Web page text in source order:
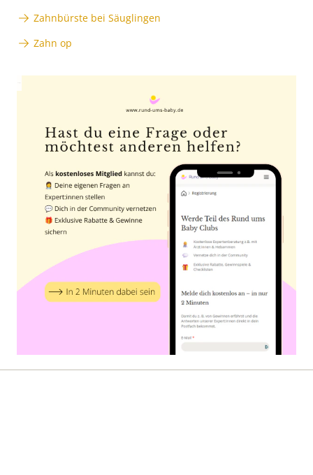
Zahnbürste bei Säuglingen
Zahn op